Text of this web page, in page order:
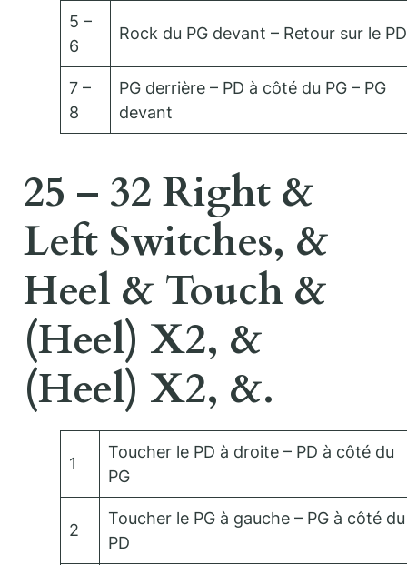
5 –
6
Rock du PG devant – Retour sur le PD
7 –
8
PG derrière – PD à côté du PG – PG
devant
25 – 32 Right &
Left Switches, &
Heel & Touch &
(Heel) X2, &
(Heel) X2, &.
1
Toucher le PD à droite – PD à côté du
PG
2
Toucher le PG à gauche – PG à côté du
PD